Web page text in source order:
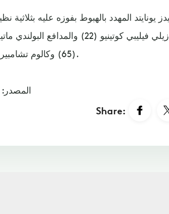
المهدد بالهبوط بفوزه عليه بثلاثية
عقر داره. سجّل الأهداف كل من البرازيلي فيليبي كوتينيو (22)
(65) وكالوم تشامبيرز (73).
المصدر:
Share: